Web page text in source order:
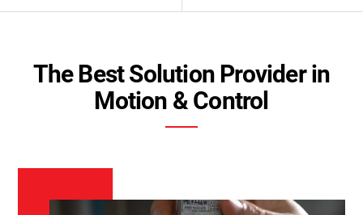
The Best Solution Provider in
Motion & Control